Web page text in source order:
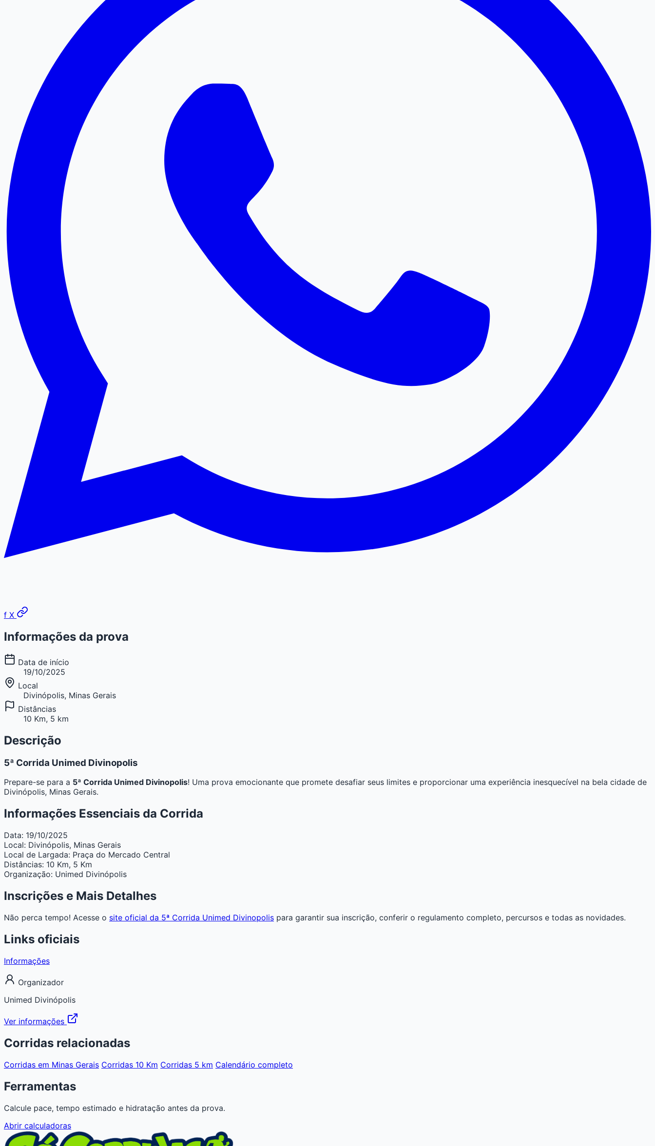
f X
Informações da prova
Data de início
19/10/2025
Local
Divinópolis, Minas Gerais
Distâncias
10 Km, 5 km
Descrição
5ª Corrida Unimed Divinopolis
Prepare-se para a 5ª Corrida Unimed Divinopolis! Uma prova emocionante que promete desafiar seus limites e proporcionar uma experiência inesquecível na bela cidade de
Divinópolis, Minas Gerais.
Informações Essenciais da Corrida
Data: 19/10/2025
Local: Divinópolis, Minas Gerais
Local de Largada: Praça do Mercado Central
Distâncias: 10 Km, 5 Km
Organização: Unimed Divinópolis
Inscrições e Mais Detalhes
Não perca tempo! Acesse o site oficial da 5ª Corrida Unimed Divinopolis para garantir sua inscrição, conferir o regulamento completo, percursos e todas as novidades.
Links oficiais
Informações
Organizador
Unimed Divinópolis
Ver informações
Corridas relacionadas
Corridas em Minas Gerais Corridas 10 Km Corridas 5 km Calendário completo
Ferramentas
Calcule pace, tempo estimado e hidratação antes da prova.
Abrir calculadoras